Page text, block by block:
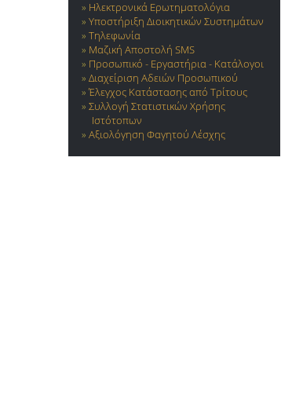
Ηλεκτρονικά Ερωτηματολόγια
Υποστήριξη Διοικητικών Συστημάτων
Τηλεφωνία
Μαζική Αποστολή SMS
Προσωπικό - Εργαστήρια - Κατάλογοι
Διαχείριση Αδειών Προσωπικού
Έλεγχος Κατάστασης από Τρίτους
Συλλογή Στατιστικών Χρήσης
Ιστότοπων
Αξιολόγηση Φαγητού Λέσχης